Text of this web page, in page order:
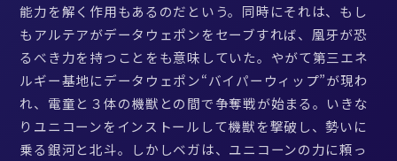
能力を解く作用もあるのだという。同時にそれは、もし
もアルテアがデータウェポンをセーブすれば、凰牙が恐
るべき力を持つことをも意味していた。やがて第三エネ
ルギー基地にデータウェポン“バイパーウィップ”が現わ
れ、電童と３体の機獣との間で争奪戦が始まる。いきな
りユニコーンをインストールして機獣を撃破し、勢いに
乗る銀河と北斗。しかしベガは、ユニコーンの力に頼っ